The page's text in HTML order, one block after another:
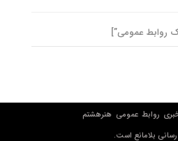
روابط عمومي هنرهشتم
رساني بلامانع است.